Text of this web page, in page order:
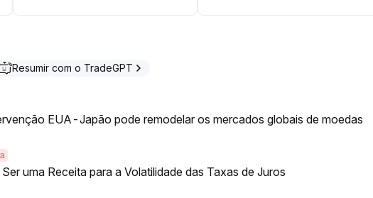
Resumir com o TradeGPT
EUA-Japão pode remodelar os mercados globais de moedas
uma Receita para a Volatilidade das Taxas de Juros